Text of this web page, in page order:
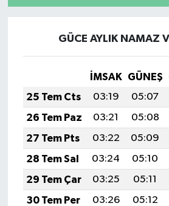
GÜCE AYLIK NAMAZ
İMSAK GÜNEŞ
25 Tem Cts
03:19 05:07
26 Tem Paz
03:21 05:08
27 Tem Pts
03:22 05:09
28 Tem Sal
03:24 05:10
29 Tem Çar
03:25 05:11
30 Tem Per
03:26 05:12